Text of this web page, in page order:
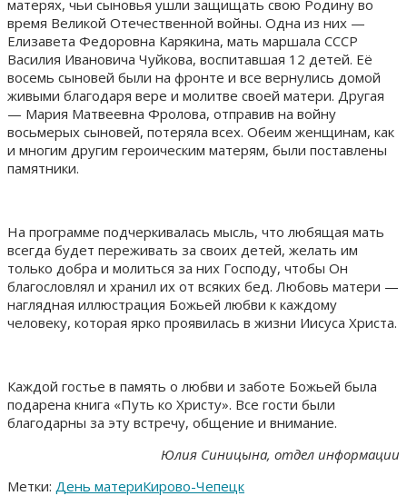
матерях, чьи сыновья ушли защищать свою Родину во
время Великой Отечественной войны. Одна из них —
Елизавета Федоровна Карякина, мать маршала СССР
Василия Ивановича Чуйкова, воспитавшая 12 детей. Её
восемь сыновей были на фронте и все вернулись домой
живыми благодаря вере и молитве своей матери. Другая
— Мария Матвеевна Фролова, отправив на войну
восьмерых сыновей, потеряла всех. Обеим женщинам, как
и многим другим героическим матерям, были поставлены
памятники.
На программе подчеркивалась мысль, что любящая мать
всегда будет переживать за своих детей, желать им
только добра и молиться за них Господу, чтобы Он
благословлял и хранил их от всяких бед. Любовь матери —
наглядная иллюстрация Божьей любви к каждому
человеку, которая ярко проявилась в жизни Иисуса Христа.
Каждой гостье в память о любви и заботе Божьей была
подарена книга «Путь ко Христу». Все гости были
благодарны за эту встречу, общение и внимание.
Юлия Синицына, отдел информации
Метки: День материКирово-Чепецк